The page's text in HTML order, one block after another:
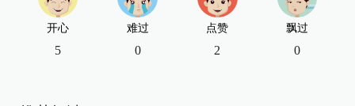
开心
5
难过
0
点赞
2
飘过
0